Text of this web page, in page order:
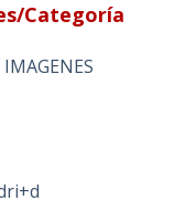
Categoría
IMAGENES